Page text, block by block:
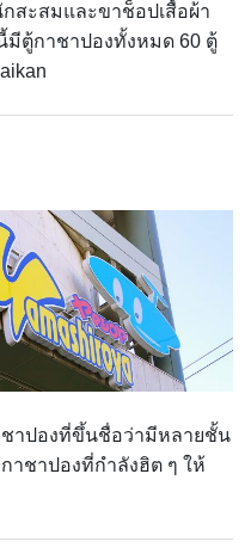
สะสมและขาช็อปเสื้อผ้า
มีตู้กาชาปองทั้งหมด 60 ตู้
าปองที่ขึ้นชื่อว่ามีหลายชั้น
าชาปองที่กำลังฮิต ๆ ให้